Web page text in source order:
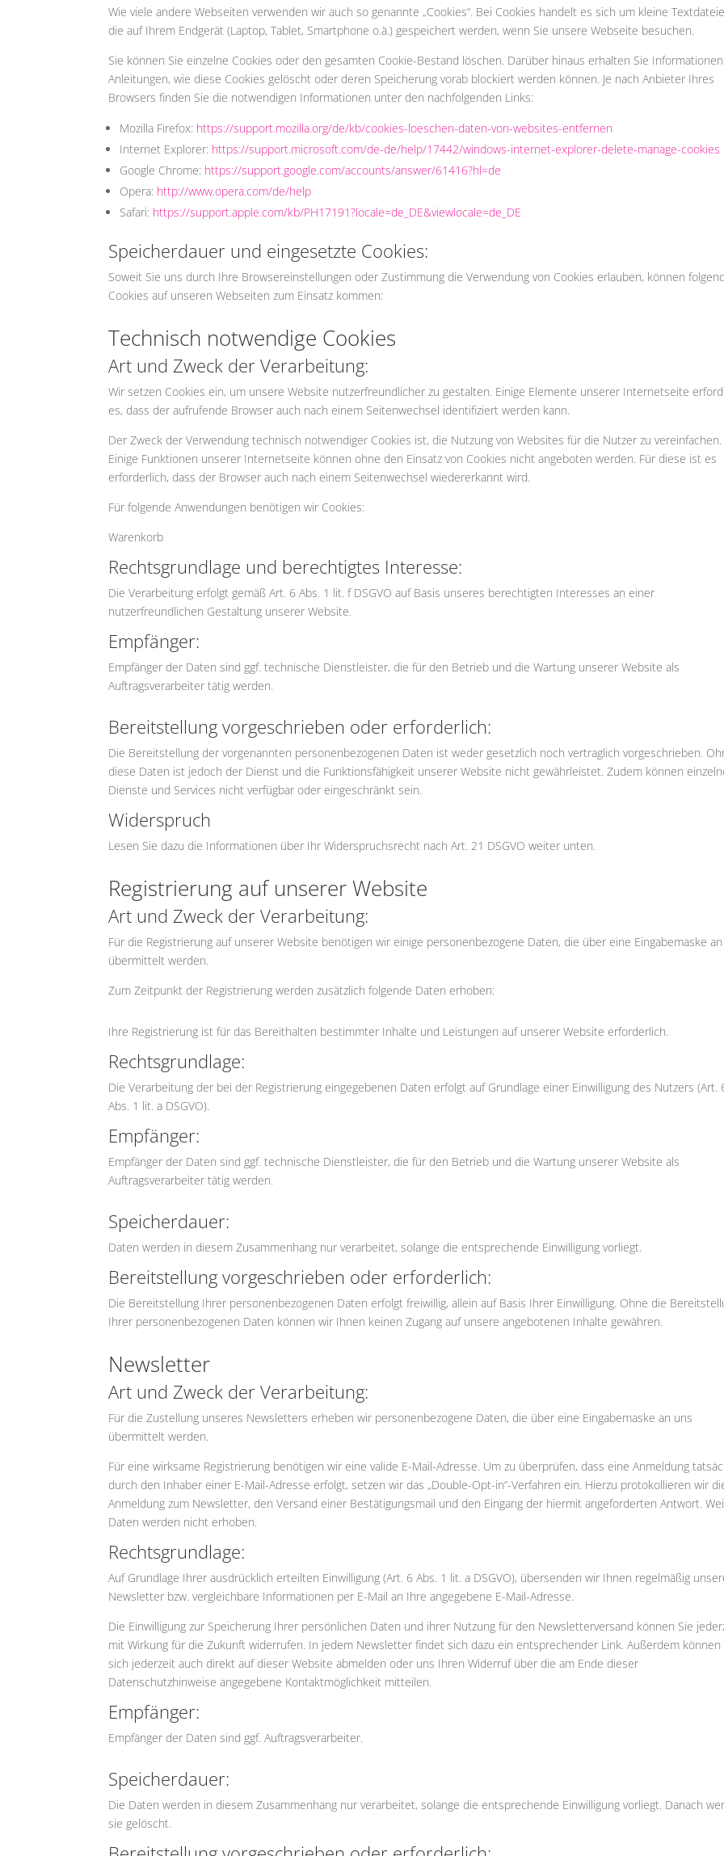
Wie viele andere Webseiten verwenden wir auch so genannte „Cookies“. Bei Cookies handelt es sich um kleine
die auf Ihrem Endgerät (Laptop, Tablet, Smartphone o.ä.) gespeichert werden, wenn Sie unsere Webseite besuchen.
Sie können Sie einzelne Cookies oder den gesamten Cookie-Bestand löschen. Darüber hinaus erhalten Sie
Anleitungen, wie diese Cookies gelöscht oder deren Speicherung vorab blockiert werden können. Je nach Anbieter Ihres
Browsers finden Sie die notwendigen Informationen unter den nachfolgenden Links:
Mozilla Firefox: https://support.mozilla.org/de/kb/cookies-loeschen-daten-von-websites-entfernen
Internet Explorer: https://support.microsoft.com/de-de/help/17442/windows-internet-explorer-delete-manage-cookies
Google Chrome: https://support.google.com/accounts/answer/61416?hl=de
Opera: http://www.opera.com/de/help
Safari: https://support.apple.com/kb/PH17191?locale=de_DE&viewlocale=de_DE
Speicherdauer und eingesetzte Cookies:
Soweit Sie uns durch Ihre Browsereinstellungen oder Zustimmung die Verwendung von Cookies erlauben, können
Cookies auf unseren Webseiten zum Einsatz kommen:
Technisch notwendige Cookies
Art und Zweck der Verarbeitung:
Wir setzen Cookies ein, um unsere Website nutzerfreundlicher zu gestalten. Einige Elemente unserer Internetseite
es, dass der aufrufende Browser auch nach einem Seitenwechsel identifiziert werden kann.
Der Zweck der Verwendung technisch notwendiger Cookies ist, die Nutzung von Websites für die Nutzer zu vereinfachen.
Einige Funktionen unserer Internetseite können ohne den Einsatz von Cookies nicht angeboten werden. Für diese ist es
erforderlich, dass der Browser auch nach einem Seitenwechsel wiedererkannt wird.
Für folgende Anwendungen benötigen wir Cookies:
Warenkorb
Rechtsgrundlage und berechtigtes Interesse:
Die Verarbeitung erfolgt gemäß Art. 6 Abs. 1 lit. f DSGVO auf Basis unseres berechtigten Interesses an einer
nutzerfreundlichen Gestaltung unserer Website.
Empfänger:
Empfänger der Daten sind ggf. technische Dienstleister, die für den Betrieb und die Wartung unserer Website als
Auftragsverarbeiter tätig werden.
Bereitstellung vorgeschrieben oder erforderlich:
Die Bereitstellung der vorgenannten personenbezogenen Daten ist weder gesetzlich noch vertraglich vorgeschrieben.
diese Daten ist jedoch der Dienst und die Funktionsfähigkeit unserer Website nicht gewährleistet. Zudem können
Dienste und Services nicht verfügbar oder eingeschränkt sein.
Widerspruch
Lesen Sie dazu die Informationen über Ihr Widerspruchsrecht nach Art. 21 DSGVO weiter unten.
Registrierung auf unserer Website
Art und Zweck der Verarbeitung:
Für die Registrierung auf unserer Website benötigen wir einige personenbezogene Daten, die über eine Eingabemaske
übermittelt werden.
Zum Zeitpunkt der Registrierung werden zusätzlich folgende Daten erhoben:
Ihre Registrierung ist für das Bereithalten bestimmter Inhalte und Leistungen auf unserer Website erforderlich.
Rechtsgrundlage:
Die Verarbeitung der bei der Registrierung eingegebenen Daten erfolgt auf Grundlage einer Einwilligung des Nutzers (Art.
Abs. 1 lit. a DSGVO).
Empfänger:
Empfänger der Daten sind ggf. technische Dienstleister, die für den Betrieb und die Wartung unserer Website als
Auftragsverarbeiter tätig werden.
Speicherdauer:
Daten werden in diesem Zusammenhang nur verarbeitet, solange die entsprechende Einwilligung vorliegt.
Bereitstellung vorgeschrieben oder erforderlich:
Die Bereitstellung Ihrer personenbezogenen Daten erfolgt freiwillig, allein auf Basis Ihrer Einwilligung. Ohne die
Ihrer personenbezogenen Daten können wir Ihnen keinen Zugang auf unsere angebotenen Inhalte gewähren.
Newsletter
Art und Zweck der Verarbeitung:
Für die Zustellung unseres Newsletters erheben wir personenbezogene Daten, die über eine Eingabemaske an uns
übermittelt werden.
Für eine wirksame Registrierung benötigen wir eine valide E-Mail-Adresse. Um zu überprüfen, dass eine Anmeldung
durch den Inhaber einer E-Mail-Adresse erfolgt, setzen wir das „Double-Opt-in“-Verfahren ein. Hierzu protokollieren wir
Anmeldung zum Newsletter, den Versand einer Bestätigungsmail und den Eingang der hiermit angeforderten Antwort.
Daten werden nicht erhoben.
Rechtsgrundlage:
Auf Grundlage Ihrer ausdrücklich erteilten Einwilligung (Art. 6 Abs. 1 lit. a DSGVO), übersenden wir Ihnen regelmäßig
Newsletter bzw. vergleichbare Informationen per E-Mail an Ihre angegebene E-Mail-Adresse.
Die Einwilligung zur Speicherung Ihrer persönlichen Daten und ihrer Nutzung für den Newsletterversand können Sie
mit Wirkung für die Zukunft widerrufen. In jedem Newsletter findet sich dazu ein entsprechender Link. Außerdem können
sich jederzeit auch direkt auf dieser Website abmelden oder uns Ihren Widerruf über die am Ende dieser
Datenschutzhinweise angegebene Kontaktmöglichkeit mitteilen.
Empfänger:
Empfänger der Daten sind ggf. Auftragsverarbeiter.
Speicherdauer:
Die Daten werden in diesem Zusammenhang nur verarbeitet, solange die entsprechende Einwilligung vorliegt. Danach
sie gelöscht.